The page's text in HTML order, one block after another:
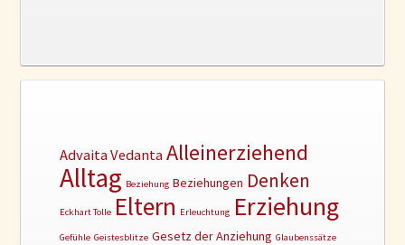
Advaita Vedanta Alleinerziehend
Alltag Beziehung Beziehungen Denken
Eckhart Tolle Eltern Erleuchtung Erziehung
Gefühle Geistesblitze Gesetz der Anziehung Glaubenssätze